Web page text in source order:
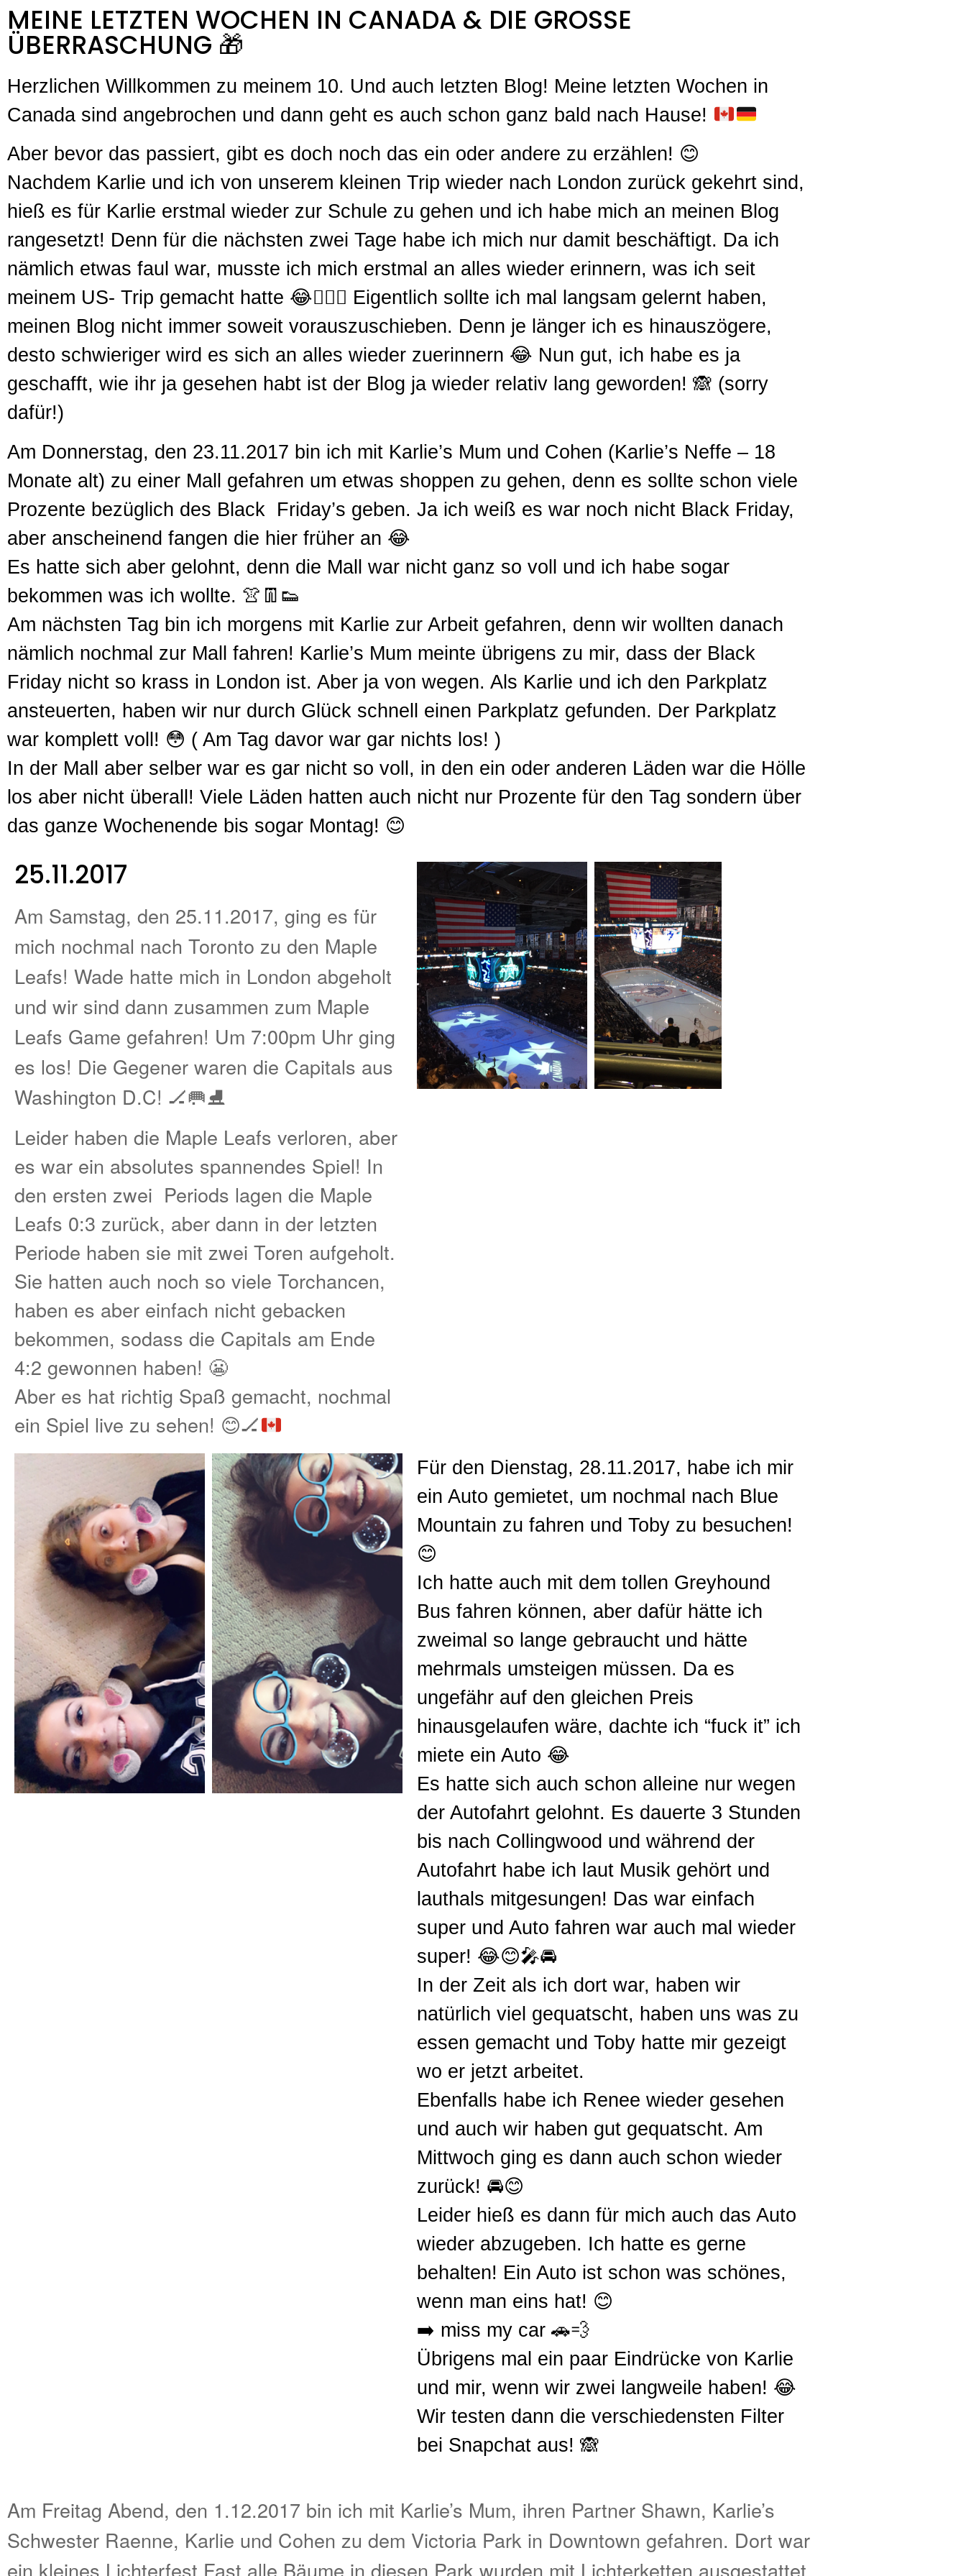
MEINE LETZTEN WOCHEN IN CANADA & DIE GROSSE Ü
BERRASCHUNG 🎁
Herzlichen Willkommen zu meinem 10. Und auch letzten Blog! Meine letzten Wochen in
Canada sind angebrochen und dann geht es auch schon ganz bald nach Hause!
Aber bevor das passiert, gibt es doch noch das ein oder andere zu erzählen! 😊
Nachdem Karlie und ich von unserem kleinen Trip wieder nach London zurück gekehrt sind,
hieß es für Karlie erstmal wieder zur Schule zu gehen und ich habe mich an meinen Blog
rangesetzt! Denn für die nächsten zwei Tage habe ich mich nur damit beschäftigt. Da ich
nämlich etwas faul war, musste ich mich erstmal an alles wieder erinnern, was ich seit
meinem US- Trip gemacht hatte 😂🤦🏼‍♀️ Eigentlich sollte ich mal langsam gelernt haben,
meinen Blog nicht immer soweit vorauszuschieben. Denn je länger ich es hinauszögere,
desto schwieriger wird es sich an alles wieder zuerinnern 😂 Nun gut, ich habe es ja
geschafft, wie ihr ja gesehen habt ist der Blog ja wieder relativ lang geworden! 🙈 (sorry
dafür!)
Am Donnerstag, den 23.11.2017 bin ich mit Karlie’s Mum und Cohen (Karlie’s Neffe – 18
Monate alt) zu einer Mall gefahren um etwas shoppen zu gehen, denn es sollte schon viele
Prozente bezüglich des Black Friday’s geben. Ja ich weiß es war noch nicht Black Friday,
aber anscheinend fangen die hier früher an 😂
Es hatte sich aber gelohnt, denn die Mall war nicht ganz so voll und ich habe sogar
bekommen was ich wollte. 👚👖👟
Am nächsten Tag bin ich morgens mit Karlie zur Arbeit gefahren, denn wir wollten danach
nämlich nochmal zur Mall fahren! Karlie’s Mum meinte übrigens zu mir, dass der Black
Friday nicht so krass in London ist. Aber ja von wegen. Als Karlie und ich den Parkplatz
ansteuerten, haben wir nur durch Glück schnell einen Parkplatz gefunden. Der Parkplatz
war komplett voll! 😳 ( Am Tag davor war gar nichts los! )
In der Mall aber selber war es gar nicht so voll, in den ein oder anderen Läden war die Hölle
los aber nicht überall! Viele Läden hatten auch nicht nur Prozente für den Tag sondern über
das ganze Wochenende bis sogar Montag! 😊
25.11.2017
Am Samstag, den 25.11.2017, ging es für
mich nochmal nach Toronto zu den Maple
Leafs! Wade hatte mich in London abgeholt
und wir sind dann zusammen zum Maple
Leafs Game gefahren! Um 7:00pm Uhr ging
es los! Die Gegener waren die Capitals aus
Washington D.C! 🏒🥅⛸
Leider haben die Maple Leafs verloren, aber
es war ein absolutes spannendes Spiel! In
den ersten zwei Periods lagen die Maple
Leafs 0:3 zurück, aber dann in der letzten
Periode haben sie mit zwei Toren aufgeholt.
Sie hatten auch noch so viele Torchancen,
haben es aber einfach nicht gebacken
bekommen, sodass die Capitals am Ende
4:2 gewonnen haben! 😬
Aber es hat richtig Spaß gemacht, nochmal
ein Spiel live zu sehen! 😊🏒
Für den Dienstag, 28.11.2017, habe ich mir
ein Auto gemietet, um nochmal nach Blue
Mountain zu fahren und Toby zu besuchen!
😊
Ich hatte auch mit dem tollen Greyhound
Bus fahren können, aber dafür hätte ich
zweimal so lange gebraucht und hätte
mehrmals umsteigen müssen. Da es
ungefähr auf den gleichen Preis
hinausgelaufen wäre, dachte ich “fuck it” ich
miete ein Auto 😂
Es hatte sich auch schon alleine nur wegen
der Autofahrt gelohnt. Es dauerte 3 Stunden
bis nach Collingwood und während der
Autofahrt habe ich laut Musik gehört und
lauthals mitgesungen! Das war einfach
super und Auto fahren war auch mal wieder
super! 😂😊🎤🚘
In der Zeit als ich dort war, haben wir
natürlich viel gequatscht, haben uns was zu
essen gemacht und Toby hatte mir gezeigt
wo er jetzt arbeitet.
Ebenfalls habe ich Renee wieder gesehen
und auch wir haben gut gequatscht. Am
Mittwoch ging es dann auch schon wieder
zurück! 🚘😊
Leider hieß es dann für mich auch das Auto
wieder abzugeben. Ich hatte es gerne
behalten! Ein Auto ist schon was schönes,
wenn man eins hat! 😊
➡️ miss my car 🚗💨
Übrigens mal ein paar Eindrücke von Karlie
und mir, wenn wir zwei langweile haben! 😂
Wir testen dann die verschiedensten Filter
bei Snapchat aus! 🙈
Am Freitag Abend, den 1.12.2017 bin ich mit Karlie’s Mum, ihren Partner Shawn, Karlie’s
Schwester Raenne, Karlie und Cohen zu dem Victoria Park in Downtown gefahren. Dort war
ein kleines Lichterfest.Fast alle Bäume in diesen Park wurden mit Lichterketten ausgestattet